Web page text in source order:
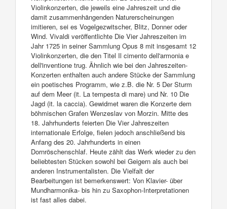
Violinkonzerten, die jeweils eine Jahreszeit und die
damit zusammenhängenden Naturerscheinungen
imitieren, sei es Vogelgezwitscher, Blitz, Donner oder
Wind. Vivaldi veröffentlichte Die Vier Jahreszeiten im
Jahr 1725 in seiner Sammlung Opus 8 mit insgesamt 12
Violinkonzerten, die den Titel Il cimento dell'armonia e
dell'inventione trug. Ähnlich wie bei den Jahreszeiten-
Konzerten enthalten auch andere Stücke der Sammlung
ein poetisches Programm, wie z.B. die Nr. 5 Der Sturm
auf dem Meer (it. La tempesta di mare) und Nr. 10 Die
Jagd (it. la caccia). Gewidmet waren die Konzerte dem
böhmischen Grafen Wenzeslav von Morzin. Mitte des
18. Jahrhunderts feierten Die Vier Jahreszeiten
internationale Erfolge, fielen jedoch anschließend bis
Anfang des 20. Jahrhunderts in einen
Dornröschenschlaf. Heute zählt das Werk wieder zu den
beliebtesten Stücken sowohl bei Geigern als auch bei
anderen Instrumentalisten. Die Vielfalt der
Bearbeitungen ist bemerkenswert: Von Klavier- über
Mundharmonika- bis hin zu Saxophon-Interpretationen
ist fast alles dabei.